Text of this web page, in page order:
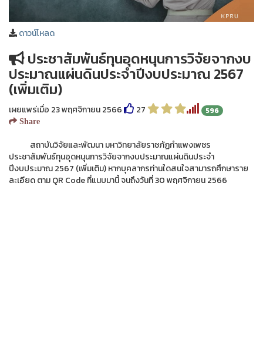
ดาวน์โหลด
ประชาสัมพันธ์ทุนอุดหนุนการวิจัยจากงบ
ประมาณแผ่นดินประจำปีงบประมาณ 2567
(เพิ่มเติม)
เผยแพร่เมื่อ 23 พฤศจิกายน 2566 27 596
Share
สถาบันวิจัยและพัฒนา มหาวิทยาลัยราชภัฏกำแพงเพชร
ประชาสัมพันธ์ทุนอุดหนุนการวิจัยจากงบประมาณแผ่นดินประจำ
ปีงบประมาณ 2567 (เพิ่มเติม) หากบุคลากรท่านใดสนใจสามารถศึกษาราย
ละเอียด ตาม QR Code ที่แนบมานี้ จนถึงวันที่ 30 พฤศจิกายน 2566